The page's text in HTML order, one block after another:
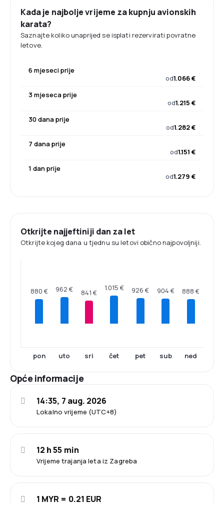
Kada je najbolje vrijeme za kupnju avionskih
karata?
Saznajte koliko unaprijed se isplati rezervirati povratne
letove.
6 mjeseci prije
od1.066 €
3 mjeseca prije
od1.215 €
30 dana prije
od1.282 €
7 dana prije
od1.151 €
1 dan prije
od1.279 €
Otkrijte najjeftiniji dan za let
Otkrijte kojeg dana u tjednu su letovi obično najpovoljniji.
880 €
pon
962 €
uto
841 €
sri
1.015 €
čet
926 €
pet
904 €
sub
888 €
ned
Opće informacije
Lokalno vrijeme (UTC+8)
14:35, 7 aug. 2026
Vrijeme trajanja leta iz Zagreba
12 h 55 min
1 MYR = 0.21 EUR